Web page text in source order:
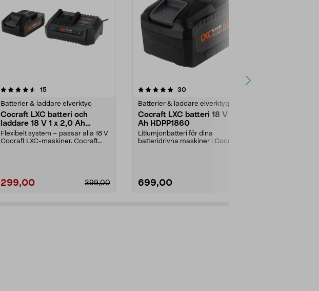
15recensioner
Batterier & laddare elverktyg
Cocraft LXC batteri och
laddare 18 V 1 x 2,0 Ah
CBS42
Flexibelt system – passar alla 18 V
Cocraft LXC-maskiner. Cocraft
299,00 399,00
5.0 av 5 stjärnor 30recensioner
Batterier & laddare elverktyg
Cocraft LXC batteri 18 V 6,0
Ah HDPP1860
Litiumjonbatteri för dina
batteridrivna maskiner i Cocraft
699,00
4.5 av 5 stjärnor